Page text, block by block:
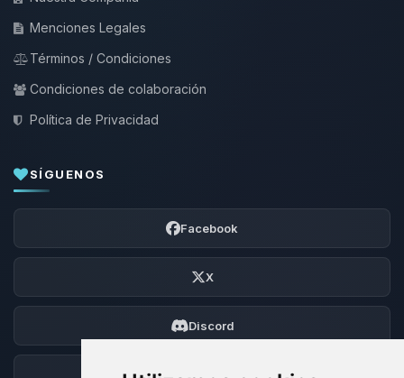
Menciones Legales
Términos / Condiciones
Condiciones de colaboración
Política de Privacidad
SÍGUENOS
Facebook
X
Discord
Foro